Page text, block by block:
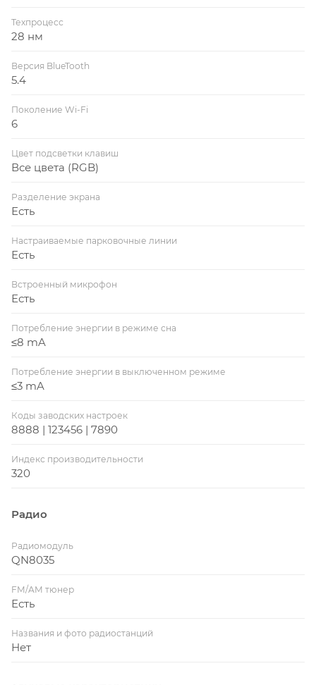
Техпроцесс
28 нм
Версия BlueTooth
5.4
Поколение Wi-Fi
6
Цвет подсветки клавиш
Все цвета (RGB)
Разделение экрана
Есть
Настраиваемые парковочные линии
Есть
Встроенный микрофон
Есть
Потребление энергии в режиме сна
≤8 mA
Потребление энергии в выключенном режиме
≤3 mA
Коды заводских настроек
8888 | 123456 | 7890
Индекс производительности
320
Радио
Радиомодуль
QN8035
FM/AM тюнер
Есть
Названия и фото радиостанций
Нет